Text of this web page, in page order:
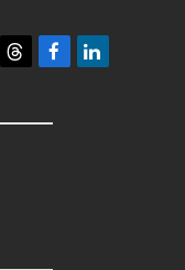
ThreadsFacebookLinkedIn